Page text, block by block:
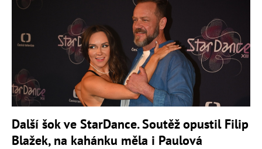
Další šok ve StarDance. Soutěž opustil Filip
Blažek, na kahánku měla i Paulová